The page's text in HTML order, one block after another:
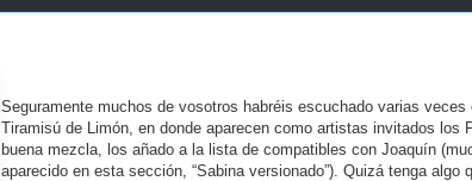
Seguramente muchos de vosotros habréis escuchado varias
Tiramisú de Limón, en donde aparecen como artistas invitados los
buena mezcla, los añado a la lista de compatibles con Joaquín
aparecido en esta sección, “Sabina versionado”). Quizá tenga algo